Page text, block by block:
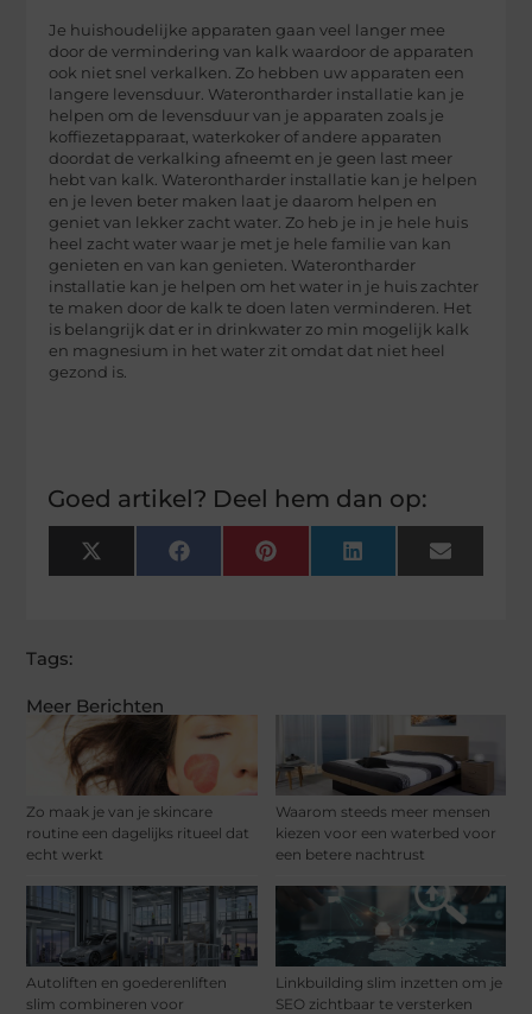
Meer Berichten
Zo maak je van je skincare
routine een dagelijks ritueel dat
echt werkt
Waarom steeds meer mensen
kiezen voor een waterbed voor
een betere nachtrust
Autoliften en goederenliften
slim combineren voor
Linkbuilding slim inzetten om je
SEO zichtbaar te versterken
Je huishoudelijke apparaten gaan veel langer mee
door de vermindering van kalk waardoor de apparaten
ook niet snel verkalken. Zo hebben uw apparaten een
langere levensduur. Waterontharder installatie kan je
helpen om de levensduur van je apparaten zoals je
koffiezetapparaat, waterkoker of andere apparaten
doordat de verkalking afneemt en je geen last meer
hebt van kalk. Waterontharder installatie kan je helpen
en je leven beter maken laat je daarom helpen en
geniet van lekker zacht water. Zo heb je in je hele huis
heel zacht water waar je met je hele familie van kan
genieten en van kan genieten. Waterontharder
installatie kan je helpen om het water in je huis zachter
te maken door de kalk te doen laten verminderen. Het
is belangrijk dat er in drinkwater zo min mogelijk kalk
en magnesium in het water zit omdat dat niet heel
gezond is.
Goed artikel? Deel hem dan op:
X
(Twitter)
FacebookPinterest LinkedIn Email
Tags: